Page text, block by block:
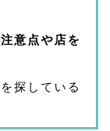
注意点や店を
を探している